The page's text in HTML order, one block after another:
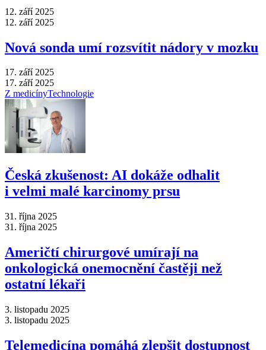
12. září 2025
12. září 2025
Nová sonda umí rozsvítit nádory v mozku
17. září 2025
17. září 2025
Z medicínyTechnologie
Česká zkušenost: AI dokáže odhalit
i velmi malé karcinomy prsu
31. října 2025
31. října 2025
Američtí chirurgové umírají na
onkologická onemocnění častěji než
ostatní lékaři
3. listopadu 2025
3. listopadu 2025
Telemedicína pomáhá zlepšit dostupnost